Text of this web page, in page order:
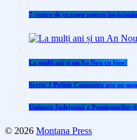
7 centre de examen pentru
La mulți ani și un An Nou cu bine!
Sectia 1 Politie Constanta are un
Uniunea Județeană a Pensionarilor
© 2026 Montana Press